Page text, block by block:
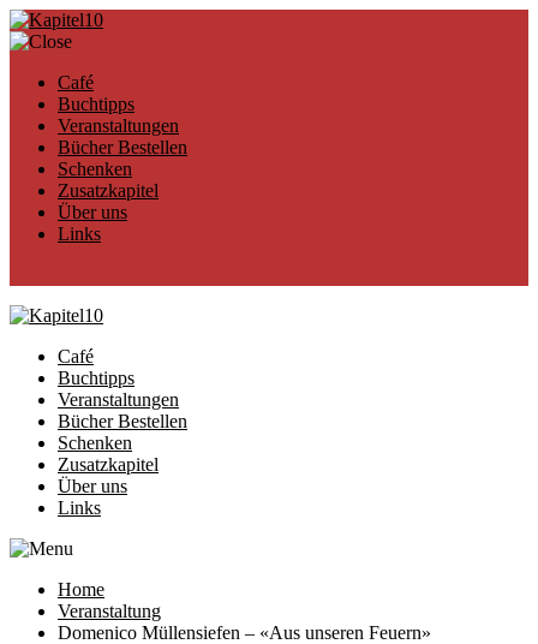
Café
Buchtipps
Veranstaltungen
Bücher Bestellen
Schenken
Zusatzkapitel
Über uns
Links
Café
Buchtipps
Veranstaltungen
Bücher Bestellen
Schenken
Zusatzkapitel
Über uns
Links
Home
Veranstaltung
Domenico Müllensiefen – «Aus unseren Feuern»